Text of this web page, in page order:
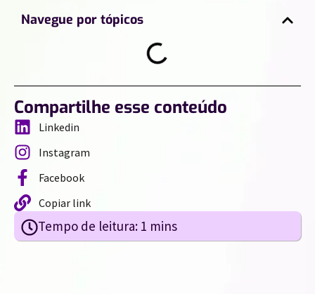
Navegue por tópicos
Compartilhe esse conteúdo
Linkedin
Instagram
Facebook
Copiar link